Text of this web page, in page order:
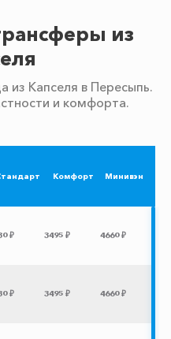
из
из Капселя в Пересыпь.
и комфорта.
Комфорт Минивэн
₽ 3495 ₽ 4660 ₽
₽ 3495 ₽ 4660 ₽